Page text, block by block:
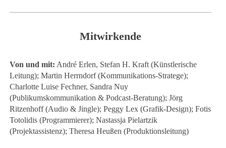
Mitwirkende
Von und mit: André Erlen, Stefan H. Kraft (Künstlerische
Leitung); Martin Herrndorf (Kommunikations-Stratege);
Charlotte Luise Fechner, Sandra Nuy
(Publikumskommunikation & Podcast-Beratung); Jörg
Ritzenhoff (Audio & Jingle); Peggy Lex (Grafik-Design); Fotis
Totolidis (Programmierer); Nastassja Pielartzik
(Projektassistenz); Theresa Heußen (Produktionsleitung)